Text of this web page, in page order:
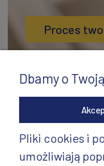
Proces
Dbamy o
Pliki cookies i
umożliwiają